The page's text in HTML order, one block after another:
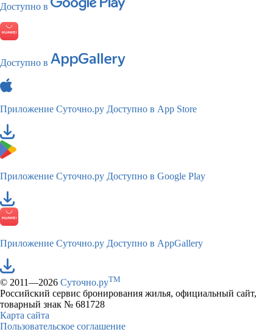
Доступно в
Доступно в
Приложение Суточно.ру Доступно в App Store
Приложение Суточно.ру Доступно в Google Play
Приложение Суточно.ру Доступно в AppGallery
© 2011—2026 Суточно.руTM
Российский сервис бронирования жилья, официальный сайт,
товарный знак № 681728
Карта сайта
Пользовательское соглашение